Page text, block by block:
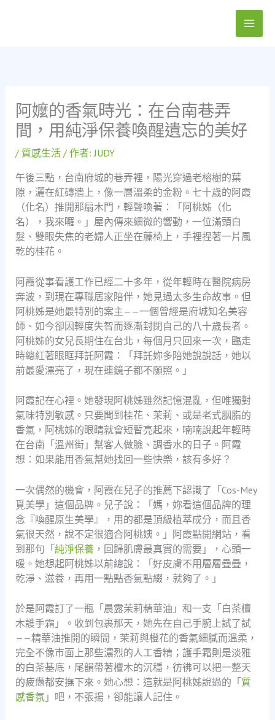
阿嬤的香氣時光：在台南巷弄
間，用純淨保養喚醒遺忘的美好
/ 質感生活/ 作者:JUDY
午後三點，台南府城的巷弄裡，陽光穿過老榕樹的葉
隙，灑在紅磚牆上，像一層溫柔的金粉。七十歲的阿霞
（化名）推開那扇木門，輕聲喚著：「阿桃姊（化
名），我來囉。」屋內傳來細微的響動，一位滿頭白
髮、雙眼失焦的老婦人正坐在藤椅上，手裡捏著一片風
乾的桂花。
阿霞從事看護工作已經二十多年，從年輕時在醫院病房
奔波，到現在專職居家陪伴，她見過太多生命故事。但
阿桃姊是她最特別的案主——一個曾經是府城知名美容
師、如今卻因輕度失智而逐漸封閉自己的八十歲長者。
阿桃姊的女兒長期住在台北，每個月只回來一次，臨走
時總紅著眼眶拜託阿霞：「拜託妳多陪她說說話，她以
前最愛漂亮了，現在連鏡子都不願照。」
阿霞記在心裡。她發現阿桃姊雖然記憶混亂，但唯獨對
氣味特別敏感。只要聞到桂花、茉莉、或是老式胭脂的
香氣，阿桃姊的眼睛就會短暫亮起來，喃喃說起年輕時
在台南「溫州街」幫客人做臉、調香水的日子。阿霞
想：如果能用香氣幫她找回一些快樂，該有多好？
一次偶然的機會，阿霞在兒子的推薦下認識了「Cos-Mey
覓美學」這個品牌。兒子說：「媽，妳看這個品牌的理
念『喚醒原生美學』，用的都是頂級植萃成分，而且香
氣很天然，說不定很適合阿桃姨。」阿霞點開網站，看
到那句「純淨保養，回歸肌膚最真實的需要」，心頭一
暖。她想起阿桃姊以前總說：「好皮膚不用層層疊疊，
乾淨、滋養，再用一點點香氣點綴，就夠了。」
於是阿霞訂了一瓶「晨露茉莉精華油」和一支「白茶檀
木護手霜」。收到包裹那天，她先在自己手腕上試了試
——精華油推開的瞬間，茉莉與橙花的香氣細膩而溫柔，
完全不像市面上那些濃烈的人工香精；護手霜則是淡雅
的白茶基底，尾韻帶著檀木的沉穩，彷彿可以把一整天
的疲憊都安撫下來。她心想：這就是阿桃姊說過的「 質
感香氛」吧，不張揚，卻能讓人記住。